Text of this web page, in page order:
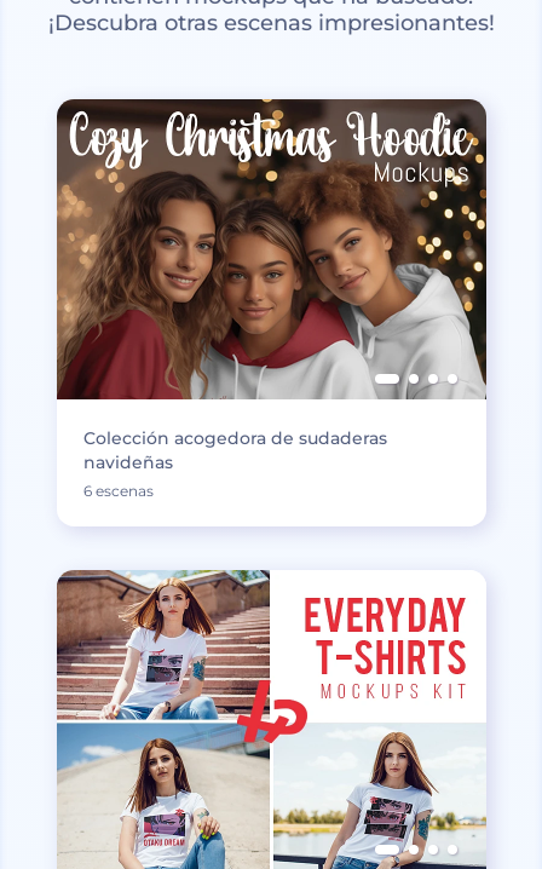
¡Descubra otras escenas impresionantes!
Colección acogedora de sudaderas
navideñas
6 escenas